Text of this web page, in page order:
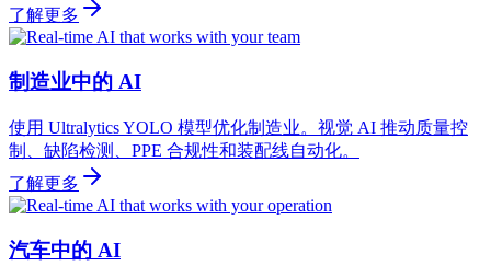
了解更多
制造业中的 AI
使用 Ultralytics YOLO 模型优化制造业。视觉 AI 推动质量控
制、缺陷检测、PPE 合规性和装配线自动化。
了解更多
汽车中的 AI